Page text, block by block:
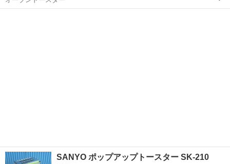
SANYO ポップアップトースター SK-210